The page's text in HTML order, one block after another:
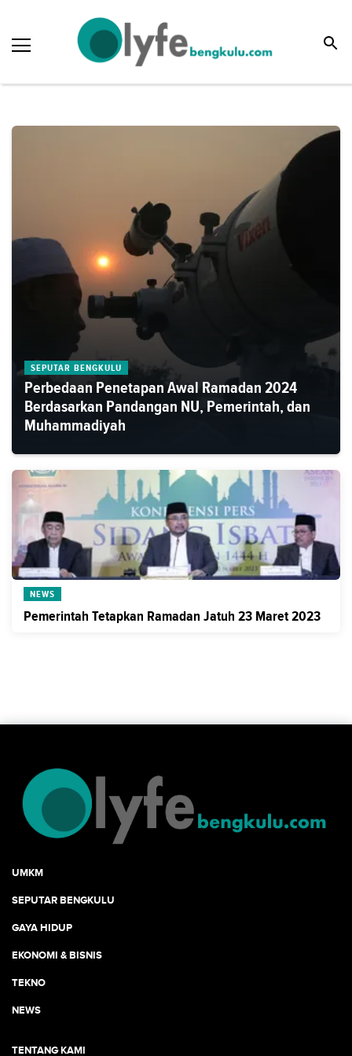
SEPUTAR BENGKULU
Perbedaan Penetapan Awal Ramadan 2024
Berdasarkan Pandangan NU, Pemerintah, dan
Muhammadiyah
NEWS
Pemerintah Tetapkan Ramadan Jatuh 23 Maret 2023
UMKM
SEPUTAR BENGKULU
GAYA HIDUP
EKONOMI & BISNIS
TEKNO
NEWS
TENTANG KAMI